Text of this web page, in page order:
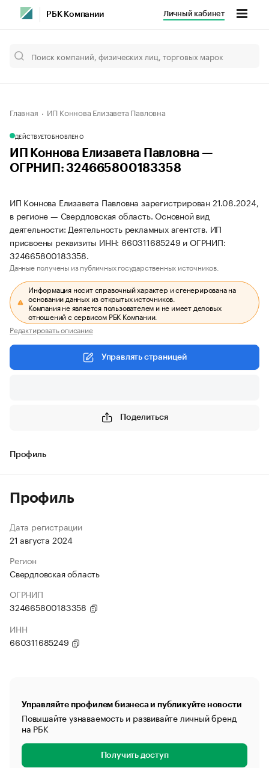
РБК Компании Личный кабинет
Главная ИП Коннова Елизавета Павловна
ДЕЙСТВУЕТОБНОВЛЕНО
ИП Коннова Елизавета Павловна —
ОГРНИП: 324665800183358
ИП Коннова Елизавета Павловна зарегистрирован 21.08.2024,
в регионе — Свердловская область. Основной вид
деятельности: Деятельность рекламных агентств. ИП
присвоены реквизиты ИНН: 660311685249 и ОГРНИП:
324665800183358.
Данные получены из публичных государственных источников.
Информация носит справочный характер и сгенерирована на
основании данных из открытых источников.
Компания не является пользователем и не имеет деловых
отношений с сервисом РБК Компании.
Редактировать описание
Управлять страницей
Поделиться
Профиль
Профиль
Дата регистрации
21 августа 2024
Регион
Свердловская область
ОГРНИП
324665800183358
ИНН
660311685249
Управляйте профилем бизнеса и публикуйте новости
Повышайте узнаваемость и развивайте личный бренд
на РБК
Получить доступ